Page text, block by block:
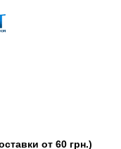
от 60 грн.)